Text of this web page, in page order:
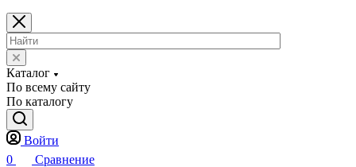
Каталог
По всему сайту
По каталогу
Войти
0
Сравнение